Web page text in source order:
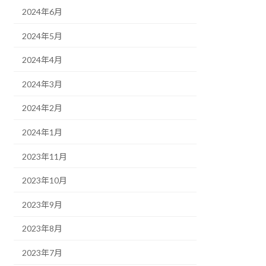
2024年6月
2024年5月
2024年4月
2024年3月
2024年2月
2024年1月
2023年11月
2023年10月
2023年9月
2023年8月
2023年7月